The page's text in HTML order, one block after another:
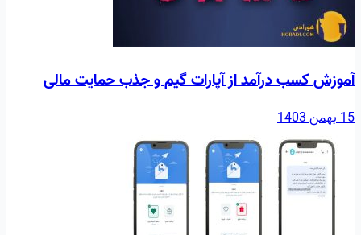
آموزش کسب درآمد از آپارات گیم و جذب حمایت مالی
15 بهمن 1403